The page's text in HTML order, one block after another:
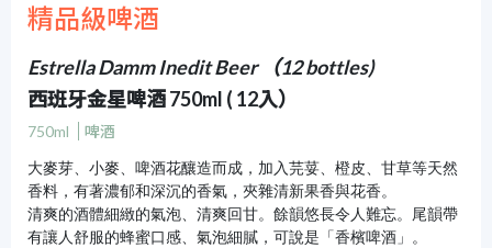
精品級啤酒
Estrella Damm Inedit Beer （12 bottles)
西班牙金星啤酒 750ml ( 12入）
750ml
啤酒
大麥芽、小麥、啤酒花釀造而成，加入芫荽、橙皮、甘草等天然
香料，有著濃郁和深沉的香氣，夾雜清新果香與花香。
清爽的酒體細緻的氣泡、清爽回甘。餘韻悠長令人難忘。尾韻帶
有讓人舒服的蜂蜜口感、氣泡細膩，可說是「香檳啤酒」。